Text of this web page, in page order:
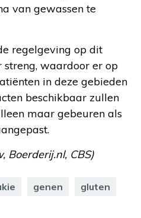
van gewassen te
regelgeving op dit
waardoor er op
in deze gebieden
beschikbaar zullen
maar gebeuren als
Boerderij.nl, CBS)
genen gluten